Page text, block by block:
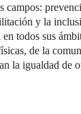
campos:
y la
todos sus
de la
la igualdad de